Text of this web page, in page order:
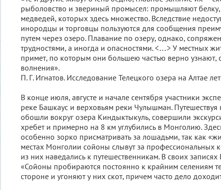
рыболовство и звериный промысел: промышляют белку,
медведей, которых здесь множество. Вследствие
инородцы и торговцы пользуются для сообщения
путем через озеро. Плавание по озеру, однако,
трудностями, а иногда и опасностями. <…> У местных
примет, по которым они большею частью верно узнают,
волнения».
П. Г. Игнатов. Исследование Телецкого озера на Алтае
В конце июля, августе и начале сентября участники
реке Башкаус и верховьям реки Чулышман.
обошли вокруг озера Киндыктыкуль, совершили
хребет и примерно на 8 км углубились в Монголию.
особенно зорко присматривать за лошадьми, так как
местах Монголии сойоны слывут за профессиональных
из них наведались к путешественникам. В своих записях
«Сойоны пробираются постоянно к крайним селениям
стороне и угоняют у них скот, причем часто дело